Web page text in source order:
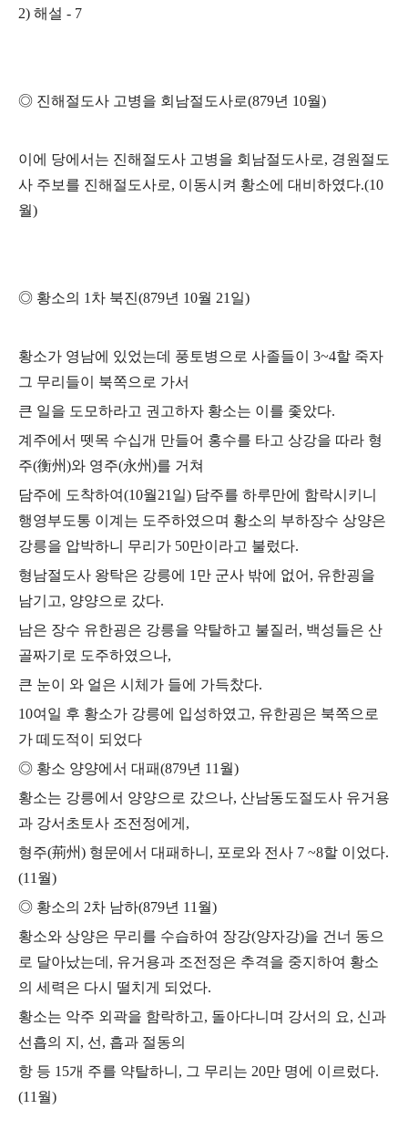
2) 해설 - 7
◎ 진해절도사 고병을 회남절도사로(879년 10월)
이에 당에서는 진해절도사 고병을 회남절도사로, 경원절도
사 주보를 진해절도사로, 이동시켜 황소에 대비하였다.(10
월)
◎ 황소의 1 차 북진(879년 10월 21 일)
황소가 영남에 있었는데 풍토병으로 사졸들이 3~4할 죽자
그 무리들이 북쪽으로 가서
큰 일을 도모하라고 권고하자 황소는 이를 좇았다.
계주에서 뗏목 수십개 만들어 홍수를 타고 상강을 따라 형
주(衡州)와 영주(永州)를 거쳐
담주에 도착하여(10월21 일) 담주를 하루만에 함락시키니
행영부도통 이계는 도주하였으며 황소의 부하장수 상양은
강릉을 압박하니 무리가 50만이라고 불렀다.
형남절도사 왕탁은 강릉에 1 만 군사 밖에 없어 , 유한굉을
남기고, 양양으로 갔다.
남은 장수 유한굉은 강릉을 약탈하고 불질러 , 백성들은 산
골짜기로 도주하였으나,
큰 눈이 와 얼은 시체가 들에 가득찼다.
10여일 후 황소가 강릉에 입성하였고, 유한굉은 북쪽으로
가 떼도적이 되었다
◎ 황소 양양에서 대패(879년 11 월)
황소는 강릉에서 양양으로 갔으나, 산남동도절도사 유거용
과 강서초토사 조전정에게 ,
형주(荊州) 형문에서 대패하니 , 포로와 전사 7 ~8할 이었다.
(11 월)
◎ 황소의 2차 남하(879년 11 월)
황소와 상양은 무리를 수습하여 장강(양자강)을 건너 동으
로 달아났는데 , 유거용과 조전정은 추격을 중지하여 황소
의 세력은 다시 떨치게 되었다.
황소는 악주 외곽을 함락하고, 돌아다니며 강서의 요, 신과
선흡의 지 , 선 , 흡과 절동의
항 등 15개 주를 약탈하니 , 그 무리는 20만 명에 이르렀다.
(11 월)